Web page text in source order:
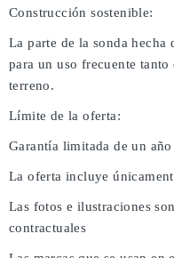
Construcción sostenible:
La parte de la sonda hecha
para un uso frecuente
terreno.
Límite de la oferta:
Garantía limitada de un año
La oferta incluye
Las fotos e ilustraciones
contractuales